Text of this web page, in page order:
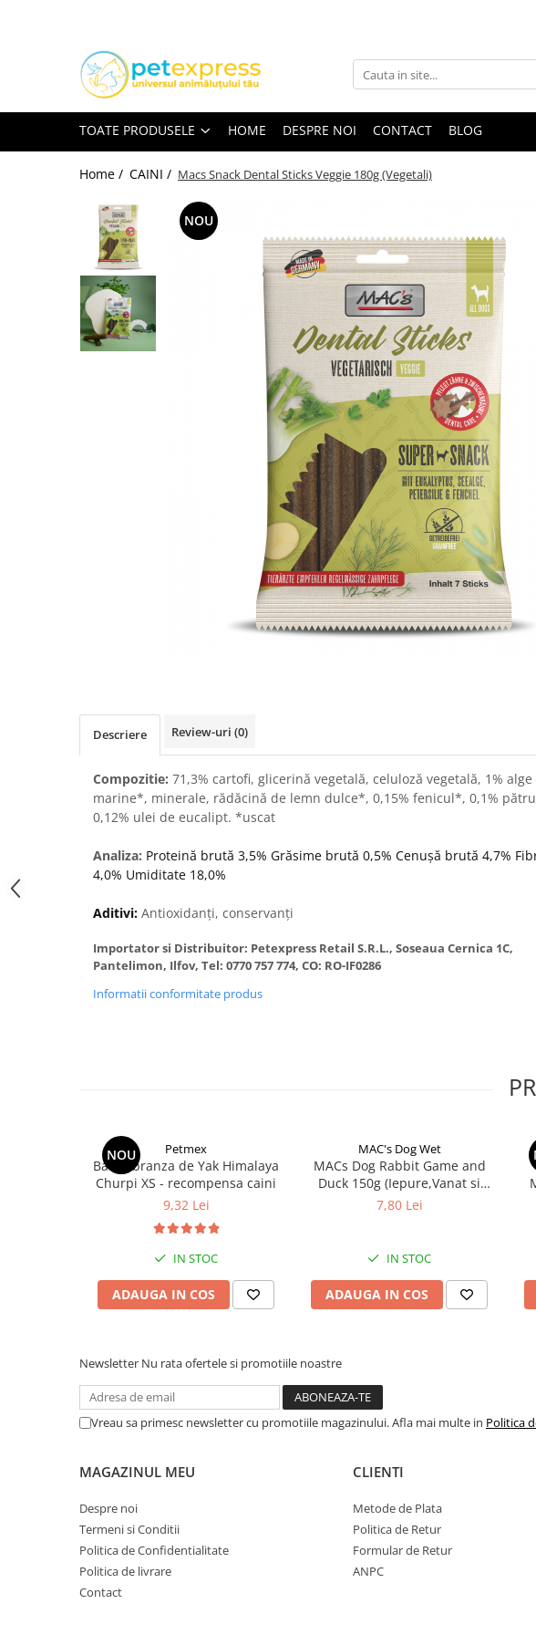
Toate Produsele
Hamuri
HRANA UMEDA
HRANA USCATA
RECOMPENSE
Donatii hrana
Promotii si oferte
ROZATOARE
VANZARE RAPIDA
TOATE PRODUSELE HOME DESPRE NOI CONTACT BLOG
Home / CAINI / Macs Snack Dental Sticks Veggie 180g (Vegetali)
NOU
Descriere Review-uri (0)
Compozitie: 71,3% cartofi, glicerină vegetală, celuloză vegetală, 1% alge
marine*, minerale, rădăcină de lemn dulce*, 0,15% fenicul*, 0,1%
0,12% ulei de eucalipt. *uscat
Analiza: Proteină brută 3,5% Grăsime brută 0,5% Cenușă brută 4,7%
4,0% Umiditate 18,0%
Aditivi: Antioxidanți, conservanți
Importator si Distribuitor: Petexpress Retail S.R.L., Soseaua Cernica 1C,
Pantelimon, Ilfov, Tel: 0770 757 774, CO: RO-IF0286
Informatii conformitate produs
NOU Petmex
Baton branza de Yak Himalaya
Churpi XS - recompensa caini
9,32 Lei
IN STOC
ADAUGA IN COS
MAC's Dog Wet
MACs Dog Rabbit Game and
Duck 150g (Iepure,Vanat si
Rata)
7,80 Lei
IN STOC
ADAUGA IN COS
Newsletter Nu rata ofertele si promotiile noastre
Vreau sa primesc newsletter cu promotiile magazinului. Afla mai multe in Politica
MAGAZINUL MEU
Despre noi
Termeni si Conditii
Politica de Confidentialitate
Politica de livrare
Contact
CLIENTI
Metode de Plata
Politica de Retur
Formular de Retur
ANPC